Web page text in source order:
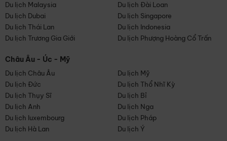
Du lịch Malaysia
Du lịch Đài Loan
Du lịch Dubai
Du lịch Singapore
Du lịch Thái Lan
Du lịch Indonesia
Du lịch Trương Gia Giới
Du lịch Phượng Hoàng Cổ Trấn
Châu Âu - Úc - Mỹ
Du lịch Châu Âu
Du lịch Mỹ
Du lịch Đức
Du lịch Thổ Nhĩ Kỳ
Du lịch Thụy Sĩ
Du lịch Bỉ
Du lịch Anh
Du lịch Nga
Du lịch luxembourg
Du lịch Pháp
Du lịch Hà Lan
Du lịch Ý